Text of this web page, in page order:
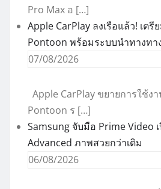
Pro Max อ […]
Apple CarPlay ลงเรือแล้ว! เตรี
Pontoon พร้อมระบบนำทางทา
07/08/2026
Apple CarPlay ขยายการใช้ง
Pontoon ร […]
Samsung จับมือ Prime Video
Advanced ภาพสวยกว่าเดิม
06/08/2026